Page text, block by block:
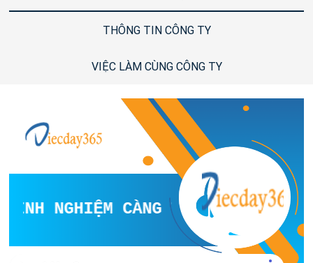
THÔNG TIN CÔNG TY
VIỆC LÀM CÙNG CÔNG TY
NGHIỆM CÀNG TỐT